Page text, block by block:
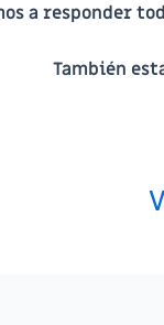
a responder
También